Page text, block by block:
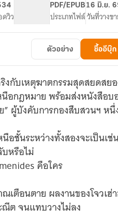
วิว
PDF/EPUB
ประเภทไฟล์
16 มิ.ย.
วันที่วางข
ตัวอย่าง ซื้ออีบุ๊ก
งกับเหตุฆาตกรรมสุดสยดสย
กฎหมาย พร้อมส่งหนังสือบ
” ผู้บังคับการกองสืบสวนฯ
อชั้นระหว่างทั้งสองจะเป็นเช่
หรือไม่
คือใคร
ตือนตาย ผลงานของโจวเฮ่
ณีต จนแทบวางไม่ลง